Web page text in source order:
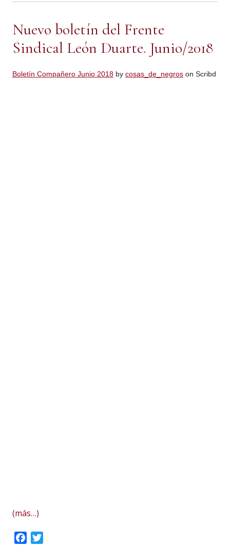
Nuevo boletín del Frente
Sindical León Duarte. Junio/2018
Boletín Compañero Junio 2018 by cosas_de_negros on Scribd
(más…)
Facebook